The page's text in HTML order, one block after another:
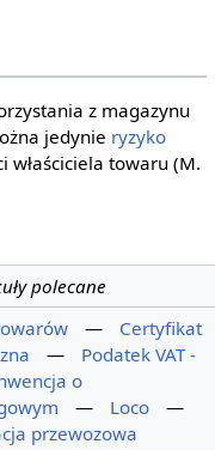
z magazynu
jedynie ryzyko
właściciela towaru (M.
polecane
—
Certyfikat
—
Podatek VAT -
o
— Loco
—
przewozowa